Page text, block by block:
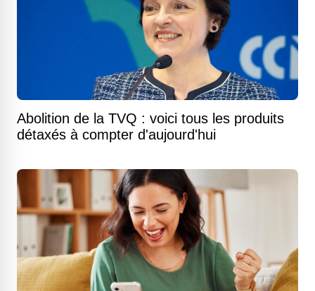
Abolition de la TVQ : voici tous les produits
détaxés à compter d'aujourd'hui